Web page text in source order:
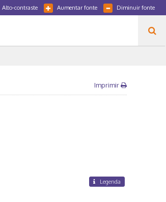
Diminuir fonte
Aumentar fonte
Alto-contraste
Imprimir
Legenda